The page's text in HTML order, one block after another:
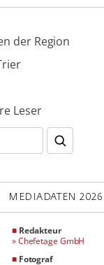
der Region
Leser
MEDIADATEN 2026
■Redakteur
»Chefetage GmbH
■Fotograf